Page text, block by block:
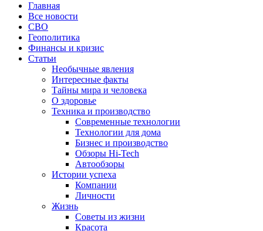
Главная
Все новости
СВО
Геополитика
Финансы и кризис
Статьи
Необычные явления
Интересные факты
Тайны мира и человека
О здоровье
Техника и производство
Современные технологии
Технологии для дома
Бизнес и производство
Обзоры Hi-Tech
Автообзоры
Истории успеха
Компании
Личности
Жизнь
Советы из жизни
Красота